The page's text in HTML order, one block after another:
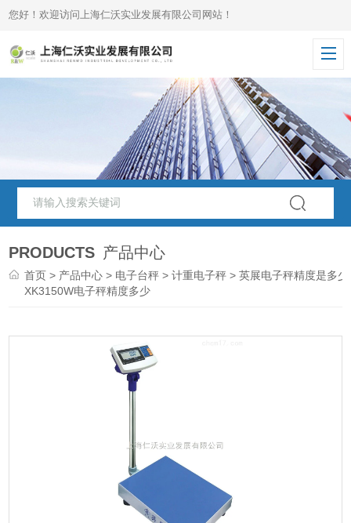
您好！欢迎访问上海仁沃实业发展有限公司网站！
PRODUCTS 产品中心
首页 > 产品中心 > 电子台秤 >计重电子秤 > 英展电子秤精度是多少
XK3150W电子秤精度多少